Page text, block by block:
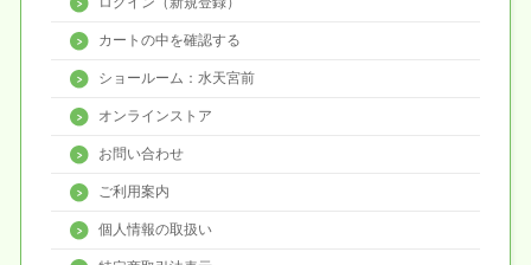
カートの中を確認する
ショールーム：水天宮前
オンラインストア
お問い合わせ
ご利用案内
個人情報の取扱い